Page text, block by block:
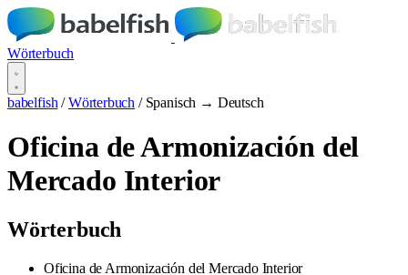
Wörterbuch
babelfish / Wörterbuch / Spanisch → Deutsch
Oficina de Armonización del
Mercado Interior
Wörterbuch
Oficina de Armonización del Mercado Interior